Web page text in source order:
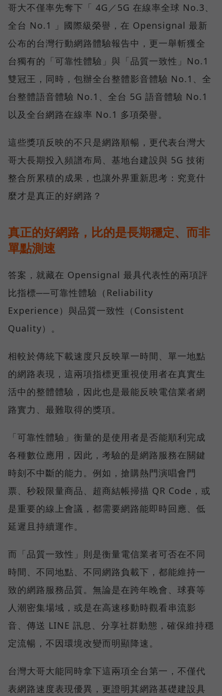
哥大不僅率先奪下「 4G／5G 在線率全球 No.3、
全台 No.1 」國際級榮譽，在 Opensignal 最新
公布的台灣行動網路體驗報告中，更一舉斬獲全
台獨有的「可靠性體驗」與「品質一致性」No.1
雙冠王，同時，包辦全台整體影音體驗 No.1、全
台整體語音體驗 No.1、全台 5G 語音體驗 No.1
以及全台網路在線率 No.1 多項榮譽。
這些獎項反映的不只是網路順暢，更代表台灣大
哥大長期投入頻譜布局、基地台建設與 5G 技術
整合所累積的成果，也讓外界重新思考：究竟什
麼才是真正的好網路？
真正的好網路，比的是長期穩定、而非
單點測速
答案，就藏在 Opensignal 最具代表性的兩項評
比指標──可靠性體驗（Reliability
Experience）與品質一致性（Consistent
Quality）。
相較於傳統下載速度只反映單一時間、單一地點
的網路表現，這兩項指標更重視使用者在真實生
活中的整體體驗，因此也是最能反映電信業者網
路實力、最難取得的獎項。
「可靠性體驗」衡量的是使用者是否能順利完成
各種數位應用，因此，考驗的是網路服務在關鍵
時刻不中斷的能力。例如，搶購熱門演唱會門
票、秒殺限量商品、超商結帳掃描 QR Code，或
是重要的線上會議，都需要網路能即時回應、低
延遲且持續運作。
而「品質一致性」則是衡量電信業者可否在不同
時間、不同地點、不同網路負載下，都能維持一
致的網路服務品質。無論是在跨年晚會、球賽等
人潮密集場域，或是在高速移動時觀看串流影
音、傳送 LINE 訊息、分享社群動態，確保維持穩
定流暢，不因環境改變而明顯降速。
台灣大哥大能同時拿下這兩項全台第一，不僅代
表網路速度表現優異，更證明其網路基礎建設具